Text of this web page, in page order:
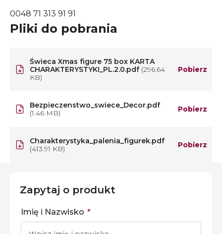
0048 71 313 91 91
Pliki do pobrania
Świeca Xmas figure 75 box KARTA
CHARAKTERYSTYKI_PL.2.0.pdf (296.64
KB)
Pobierz
Bezpieczenstwo_swiece_Decor.pdf
(1.46 MB)
Pobierz
Charakterystyka_palenia_figurek.pdf
(413.91 KB)
Pobierz
Zapytaj o produkt
Imię i Nazwisko *